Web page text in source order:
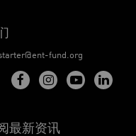
fund.org
最新资讯